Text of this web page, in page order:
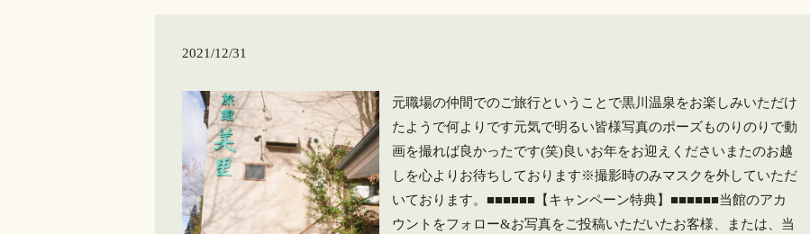
2021/12/31
元職場の仲間でのご旅行ということで黒川温泉をお楽しみいただけ
たようで何よりです元気で明るい皆様写真のポーズものりのりで動
画を撮れば良かったです(笑)良いお年をお迎えくださいまたのお越
しを心よりお待ちしております️※撮影時のみマスクを外していただ
いております。■■■■■■【キャンペーン特典】■■■■■■当館のアカ
ウントをフォロー&お写真をご投稿いただいたお客様、または、当